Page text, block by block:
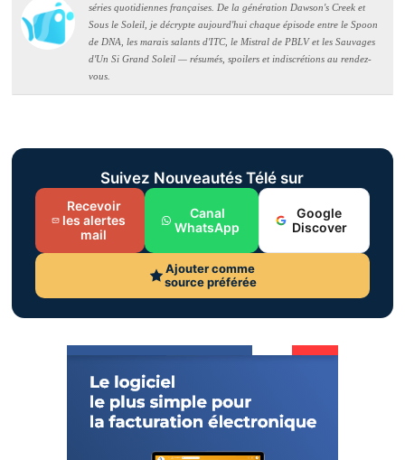
séries quotidiennes françaises. De la génération Dawson's Creek et
Sous le Soleil, je décrypte aujourd'hui chaque épisode entre le Spoon
de DNA, les marais salants d'ITC, le Mistral de PBLV et les Sauvages
d'Un Si Grand Soleil — résumés, spoilers et indiscrétions au rendez-
vous.
Suivez Nouveautés Télé sur
Recevoir
les alertes
mail
Canal
WhatsApp
Google
Discover
Ajouter comme
source préférée